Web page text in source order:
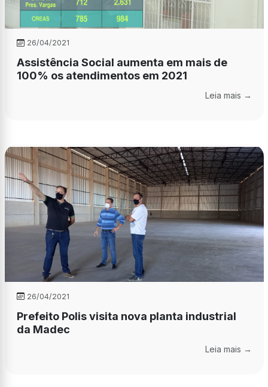
26/04/2021
Assistência Social aumenta em mais de
100% os atendimentos em 2021
Leia mais →
26/04/2021
Prefeito Polis visita nova planta industrial
da Madec
Leia mais →